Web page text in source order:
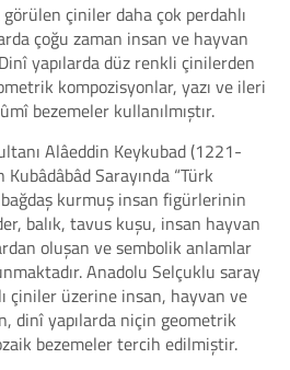
çiniler daha çok perdahlı
çoğu zaman insan ve hayvan
yapılarda düz renkli çinilerden
kompozisyonlar, yazı ve ileri
bezemeler kullanılmıştır.
Alâeddin Keykubad (1221-
Sarayında “Türk
kurmuş insan figürlerinin
balık, tavus kuşu, insan hayvan
oluşan ve sembolik anlamlar
Anadolu Selçuklu saray
çiniler üzerine insan, hayvan ve
dinî yapılarda niçin geometrik
bezemeler tercih edilmiştir.